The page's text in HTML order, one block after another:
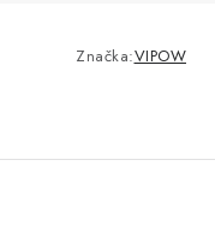
Značka:VIPOW